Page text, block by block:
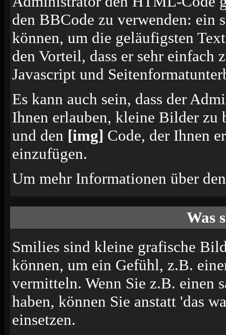
den BBCode zu verwenden: ein
können, um die geläufigsten
den Vorteil, dass er sehr
Javascript und
Es kann auch sein, dass der
Ihnen erlauben, kleine Bilder zu
und den [img] Code, der Ihnen
einzufügen.
Um mehr Informationen über
Was
Smilies sind kleine grafische
können, um ein Gefühl, z.B.
vermitteln. Wenn Sie z.B. einen
haben, können Sie anstatt 'das
einsetzen.